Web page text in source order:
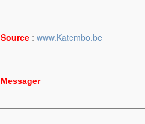
Source : www.Katembo.be
Messager